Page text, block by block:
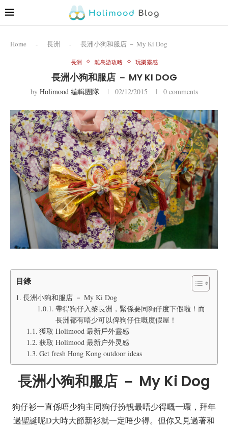
Home - 長洲 - 長洲小狗和服店 － My Ki Dog
長洲 離島游攻略 玩樂靈感
長洲小狗和服店 － MY KI DOG
by Holimood 編輯團隊 02/12/2015 0 comments
目錄
長洲小狗和服店 － My Ki Dog
帶得狗仔入黎長洲，緊係要同狗仔度下假啦！而
長洲都有唔少可以俾狗仔住嘅度假屋！
獲取 Holimood 最新戶外靈感
获取 Holimood 最新户外灵感
Get fresh Hong Kong outdoor ideas
長洲小狗和服店 － My Ki Dog
狗仔衫一直係唔少狗主同狗仔扮靚最唔少得嘅一環，拜年
過聖誕呢D大時大節新衫就一定唔少得。但你又見過著和